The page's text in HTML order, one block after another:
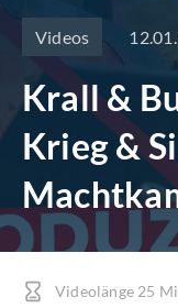
Edelmetall
Goldkonto
Kurse & Charts
Videos
Krall &
Krieg &
Videolänge 25